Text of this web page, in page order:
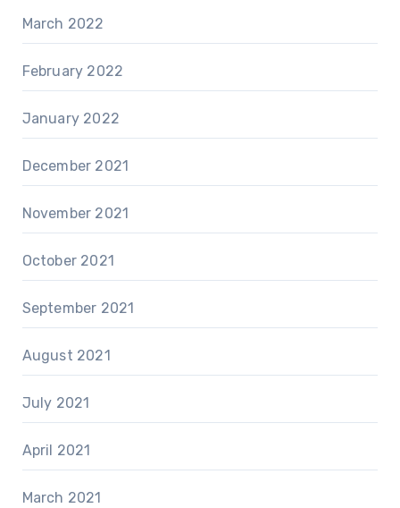
March 2022
February 2022
January 2022
December 2021
November 2021
October 2021
September 2021
August 2021
July 2021
April 2021
March 2021